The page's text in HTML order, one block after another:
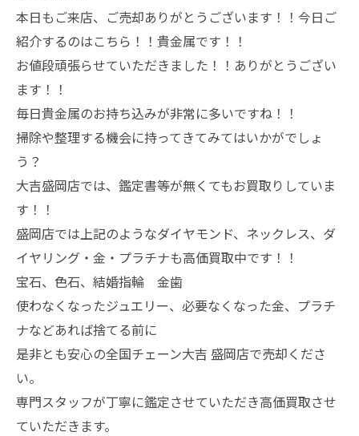
本日もご来店、ご売却ありがとうございます！！今日ご
紹介するのはこちら！！貴金属です！！
お値段頑張らせていただきました！！ありがとうござい
ます！！
毎日貴金属のお持ち込みが非常に多いですね！！
掃除や整理する機会に持ってきてみてはいかがでしょ
う？
大吉盛岡店では、鑑定書等が無くてもお買取りしていま
す！！
盛岡店では上記のようなダイヤモンド、ネックレス、ダ
イヤリング・金・プラチナも高価買取中です！！
宝石、色石、結婚指輪 金歯
使わなくなったジュエリー、必要なくなった金、プラチ
ナなどあれば捨てる前に
是非とも安心の全国チェーン大吉 盛岡店で売却くださ
い。
専門スタッフが丁寧に鑑定させていただき高価買取させ
ていただきます。